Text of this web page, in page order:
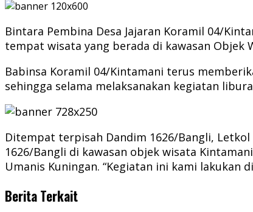
Bintara Pembina Desa Jajaran Koramil 04/
tempat wisata yang berada di kawasan Objek
Babinsa Koramil 04/Kintamani terus
sehingga selama melaksanakan kegiatan
Ditempat terpisah Dandim 1626/Bangli, Letkol
1626/Bangli di kawasan objek wisata
Umanis Kuningan. “Kegiatan ini kami
Berita Terkait